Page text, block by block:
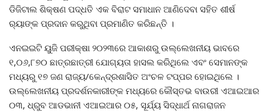
ଡିଜିଟାଲ ଶିକ୍ଷଣ ପଦ୍ଧତି ଏକ ବିରାଟ ସମାଧାନ ଆଣିଦେବା ସହିତ ଶୀର୍ଷ
ର‌୍ୟାଙ୍କ ପ୍ରଦାନ କରୁଥିବା ପ୍ରମାଣିତ କରିଛନ୍ତି ।
ଏନଇଇଟି ୟୁଜି ପରୀକ୍ଷା ୨୦୨୩ରେ ଆକାଶରୁ ଉଲ୍ଲେଖନୀୟ ଭାବରେ
୧,୦୬,୮୭୦ ଛାତ୍ରଛାତ୍ରୀ ଯୋଗ୍ୟତା ହାସଲ କରିଥିଲେ ଏବଂ ସେମାନଙ୍କ
ମଧ୍ୟରୁ ୧୭ ଜଣ ରାଜ୍ୟ/କେନ୍ଦ୍ରଶାସିତ ଅଂଚଳ ଟପ୍ପର ହୋଇଥିଲେ ।
ଉଲ୍ଲେଖନୀୟ ପ୍ରଦର୍ଶନକାରୀଙ୍କ ମଧ୍ୟରେ କୌସ୍ତଭ ବାଉରୀ ଏଆଇଆର
୦୩, ଧ୍ରୁବ ଆଡଭାନୀ ଏଆଇଆର ୦୫, ସୂର୍ଯ୍ୟ ସିଦ୍ଧାର୍ଥ ନାଗରାଜନ